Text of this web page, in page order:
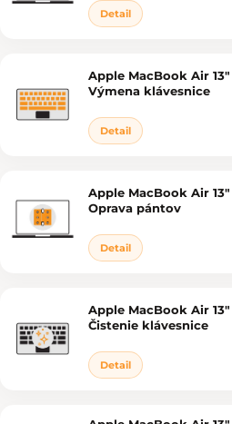
Detail
Apple MacBook Air
Výmena klávesnice
Detail
Apple MacBook Air
Oprava pántov
Detail
Apple MacBook Air
Čistenie klávesnice
Detail